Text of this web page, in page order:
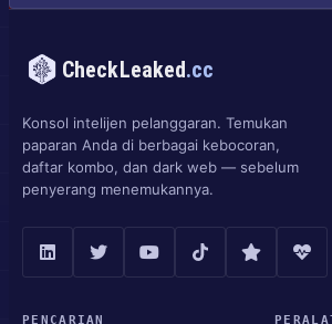
CheckLeaked.cc
Konsol intelijen pelanggaran. Temukan
paparan Anda di berbagai kebocoran,
daftar kombo, dan dark web — sebelum
penyerang menemukannya.
PENCARIAN